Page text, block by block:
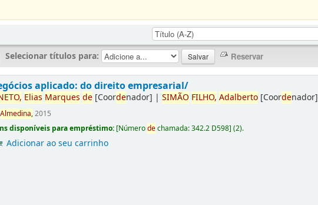
Selecionar títulos para:
aplicado: do direito empresarial/
Elias Marques de [Coordenador] |SIMÃO FILHO, Adalberto [Coordenador]
Almedina,2015
disponíveis para empréstimo: [Númerodechamada:342.2 D598](2).
Adicionar ao seu carrinho